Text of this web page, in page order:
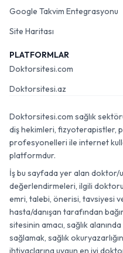
Google Takvim Entegrasyonu
Site Haritası
PLATFORMLAR
Doktorsitesi.com
Doktorsitesi.az
Doktorsitesi.com sağlık
diş hekimleri, fizyoterapistler,
profesyonelleri ile internet
platformdur.
İş bu sayfada yer alan doktor/
değerlendirmeleri, ilgili
emri, talebi, önerisi, tavsiyesi
hasta/danışan tarafından
sitesinin amacı, sağlık
sağlamak, sağlık
ihtiyaçlarına uygun en iyi